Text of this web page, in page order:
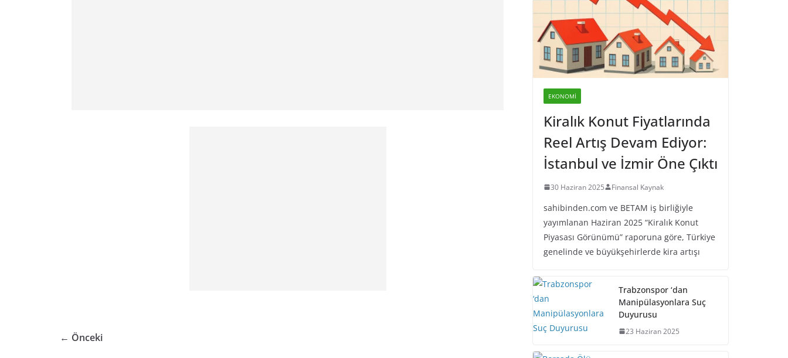
← Önceki
EKONOMI
Kiralık Konut Fiyatlarında
Reel Artış Devam Ediyor:
İstanbul ve İzmir Öne Çıktı
30 Haziran 2025 Finansal Kaynak
sahibinden.com ve BETAM iş birliğiyle
yayımlanan Haziran 2025 “Kiralık Konut
Piyasası Görünümü” raporuna göre, Türkiye
genelinde ve büyükşehirlerde kira artışı
Trabzonspor ‘dan
Manipülasyonlara Suç
Duyurusu
23 Haziran 2025